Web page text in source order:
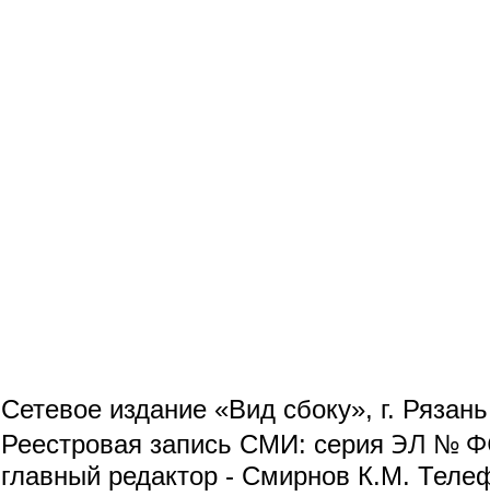
Сетевое издание «Вид сбоку», г.
Реестровая запись СМИ: серия ЭЛ №
главный редактор - Смирнов К.М.